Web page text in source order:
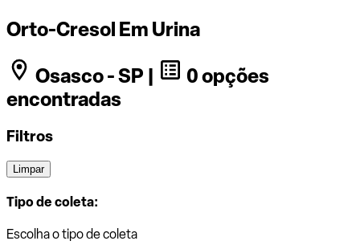
Orto-Cresol Em Urina
Osasco - SP |
0 opções
encontradas
Filtros
Limpar
Tipo de coleta:
Escolha o tipo de coleta